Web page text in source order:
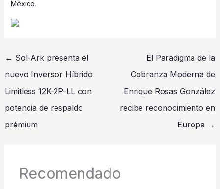
México.
← Sol-Ark presenta el
nuevo Inversor Híbrido
Limitless 12K-2P-LL con
potencia de respaldo
prémium
El Paradigma de la
Cobranza Moderna de
Enrique Rosas González
recibe reconocimiento en
Europa →
Recomendado